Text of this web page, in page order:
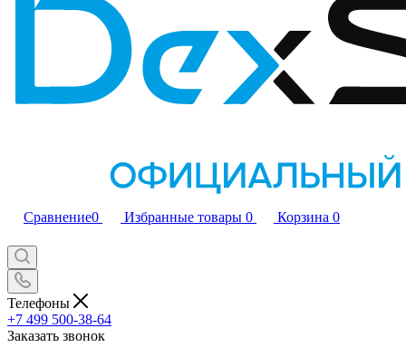
Сравнение0 Избранные товары 0 Корзина 0
Телефоны
+7 499 500-38-64
Заказать звонок